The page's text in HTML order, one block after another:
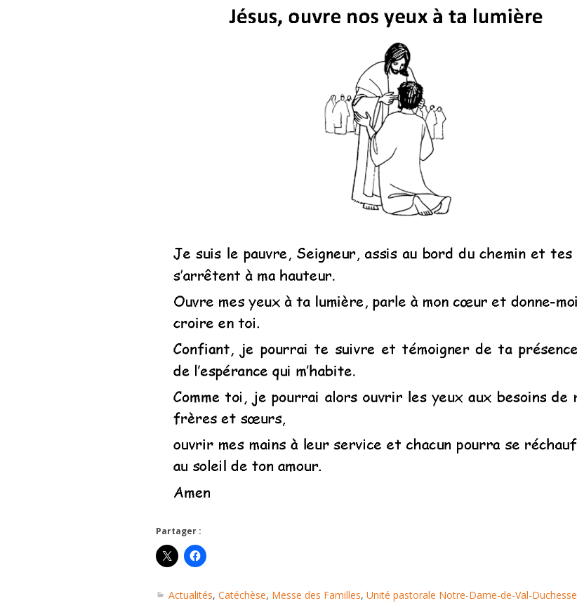
Partager :
Actualités, Catéchèse, Messe des Familles, Unité pastorale Notre-Dame-de-Val-Duchesse